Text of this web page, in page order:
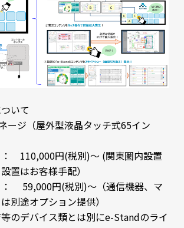
いて
ージ（屋外型液晶タッチ式65イン
円(税別)～ (関東圏内設置
置はお客様手配）
59,000円(税別)～（通信機器、マ
別途オプション提供）
のデバイス類とは別にe-Standのライ